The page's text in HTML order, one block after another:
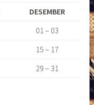
DESEMBER
01 – 03
15 – 17
29 – 31